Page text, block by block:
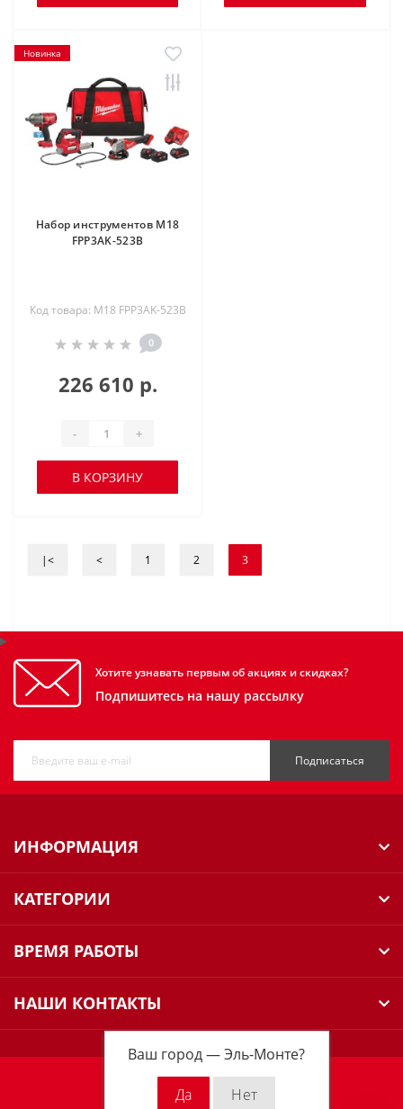
Ваш город —Эль-Монте?
Новинка
Набор инструментов M18
FPP3AK-523B
Код товара: M18 FPP3AK-523B
0
226 610 р.
- +
В КОРЗИНУ
|< < 1 2 3
Хотите узнавать первым об акциях и скидках?
Подпишитесь на нашу рассылку
Подписаться
ИНФОРМАЦИЯ
КАТЕГОРИИ
ВРЕМЯ РАБОТЫ
НАШИ КОНТАКТЫ
Milwaukee Russia © 2026